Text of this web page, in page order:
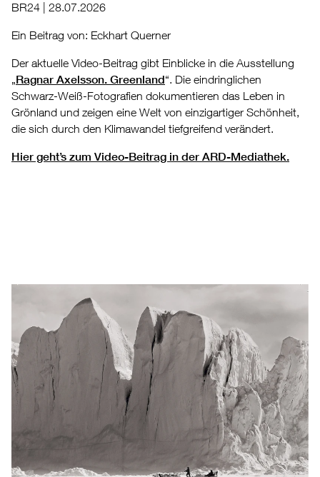
BR24 | 28.07.2026
Ein Beitrag von: Eckhart Querner
Der aktuelle Video-Beitrag gibt Einblicke in die Ausstellung
„Ragnar Axelsson. Greenland“. Die eindringlichen
Schwarz-Weiß-Fotografien dokumentieren das Leben in
Grönland und zeigen eine Welt von einzigartiger Schönheit,
die sich durch den Klimawandel tiefgreifend verändert.
Hier geht’s zum Video-Beitrag in der ARD-Mediathek.